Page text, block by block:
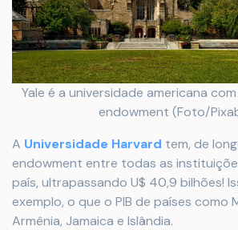
Yale é a universidade americana
endowment (Foto/
A Universidade Harvard tem, de
endowment entre todas as
país, ultrapassando U$ 40,9 bilhões!
exemplo, o que o PIB de países como
Armênia, Jamaica e Islândia.